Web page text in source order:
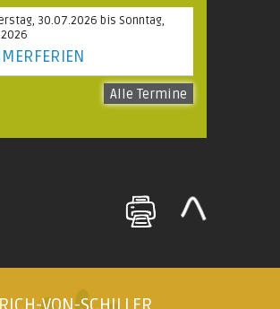
30.07.2026 bis Sonntag,
Alle Termine